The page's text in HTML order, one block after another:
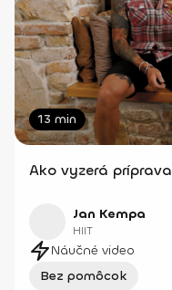
13 min
Ako vyzerá
Jan Kempa
HIIT
Náučné video
Bez pomôcok